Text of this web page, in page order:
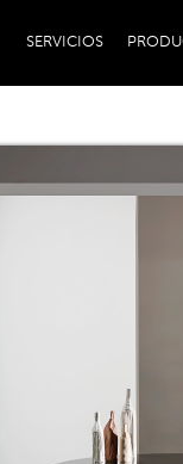
SERVICIOS